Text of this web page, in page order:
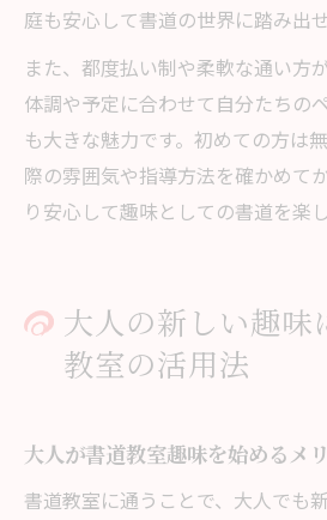
庭も安心して書道の世界に踏み出せ
また、都度払い制や柔軟な通い方
体調や予定に合わせて自分たちの
も大きな魅力です。初めての方は
際の雰囲気や指導方法を確かめて
り安心して趣味としての書道を楽し
大人の新しい趣味
教室の活用法
大人が書道教室趣味を始めるメ
書道教室に通うことで、大人でも